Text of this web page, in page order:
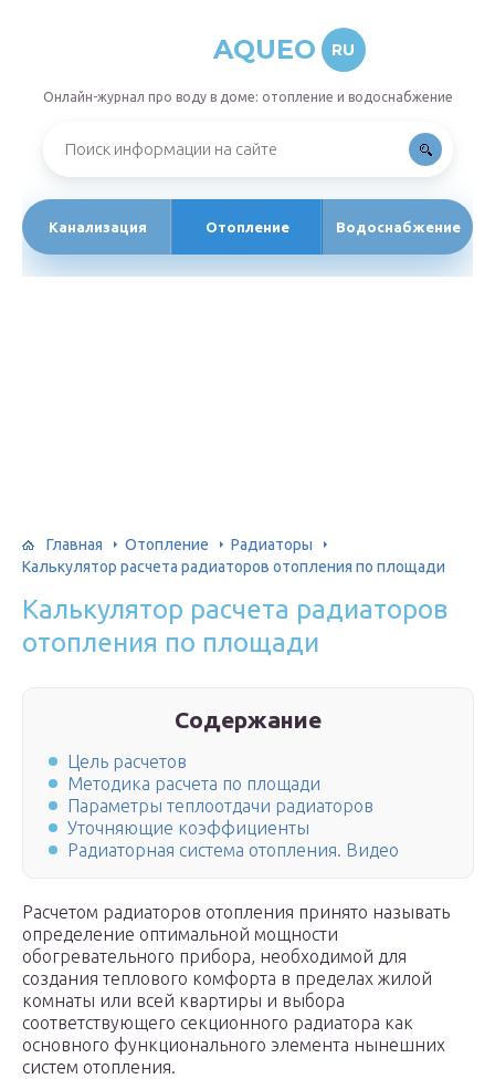
AQUEO RU
Онлайн-журнал про воду в доме: отопление и водоснабжение
Канализация Отопление Водоснабжение
Главная Отопление
Радиаторы
Калькулятор расчета радиаторов отопления по площади
Калькулятор расчета радиаторов
отопления по площади
Содержание
Цель расчетов
Методика расчета по площади
Параметры теплоотдачи радиаторов
Уточняющие коэффициенты
Радиаторная система отопления. Видео
Расчетом радиаторов отопления принято называть
определение оптимальной мощности
обогревательного прибора, необходимой для
создания теплового комфорта в пределах жилой
комнаты или всей квартиры и выбора
соответствующего секционного радиатора как
основного функционального элемента нынешних
систем отопления.